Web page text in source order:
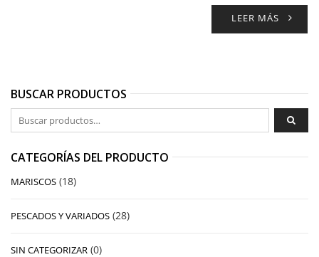
LEER MÁS
BUSCAR PRODUCTOS
Buscar por:
CATEGORÍAS DEL PRODUCTO
MARISCOS (18)
PESCADOS Y VARIADOS (28)
SIN CATEGORIZAR (0)